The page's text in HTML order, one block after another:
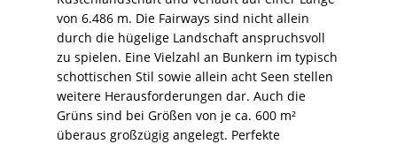
von 6.486 m. Die Fairways sind nicht allein
durch die hügelige Landschaft anspruchsvoll
zu spielen. Eine Vielzahl an Bunkern im typisch
schottischen Stil sowie allein acht Seen stellen
weitere Herausforderungen dar. Auch die
Grüns sind bei Größen von je ca. 600 m²
überaus großzügig angelegt. Perfekte